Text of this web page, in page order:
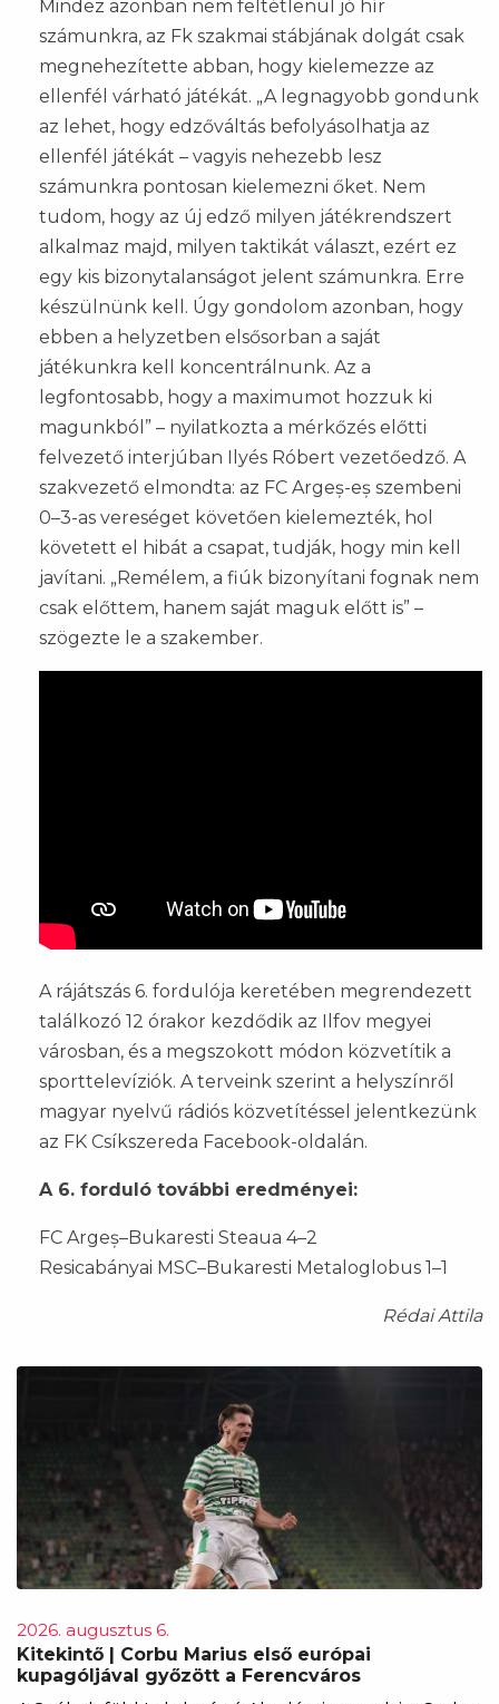
Mindez azonban nem feltétlenül jó hír
számunkra, az Fk szakmai stábjának dolgát csak
megnehezítette abban, hogy kielemezze az
ellenfél várható játékát. „A legnagyobb gondunk
az lehet, hogy edzőváltás befolyásolhatja az
ellenfél játékát – vagyis nehezebb lesz
számunkra pontosan kielemezni őket. Nem
tudom, hogy az új edző milyen játékrendszert
alkalmaz majd, milyen taktikát választ, ezért ez
egy kis bizonytalanságot jelent számunkra. Erre
készülnünk kell. Úgy gondolom azonban, hogy
ebben a helyzetben elsősorban a saját
játékunkra kell koncentrálnunk. Az a
legfontosabb, hogy a maximumot hozzuk ki
magunkból” – nyilatkozta a mérkőzés előtti
felvezető interjúban Ilyés Róbert vezetőedző. A
szakvezető elmondta: az FC Argeș-eș szembeni
0–3-as vereséget követően kielemezték, hol
követett el hibát a csapat, tudják, hogy min kell
javítani. „Remélem, a fiúk bizonyítani fognak nem
csak előttem, hanem saját maguk előtt is” –
szögezte le a szakember.
A rájátszás 6. fordulója keretében megrendezett
találkozó 12 órakor kezdődik az Ilfov megyei
városban, és a megszokott módon közvetítik a
sporttelevíziók. A terveink szerint a helyszínről
magyar nyelvű rádiós közvetítéssel jelentkezünk
az FK Csíkszereda Facebook-oldalán.
A 6. forduló további eredményei:
FC Argeș–Bukaresti Steaua 4–2
Resicabányai MSC–Bukaresti Metaloglobus 1–1
Rédai Attila
2026. augusztus 6.
Kitekintő | Corbu Marius első európai
kupagóljával győzött a Ferencváros